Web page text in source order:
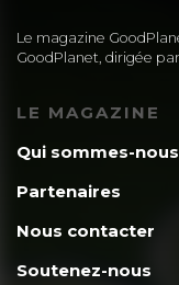
Le magazine
GoodPlanet, dirigée
LE MAGAZINE
Qui sommes-
Partenaires
Nous contacter
Soutenez-nous